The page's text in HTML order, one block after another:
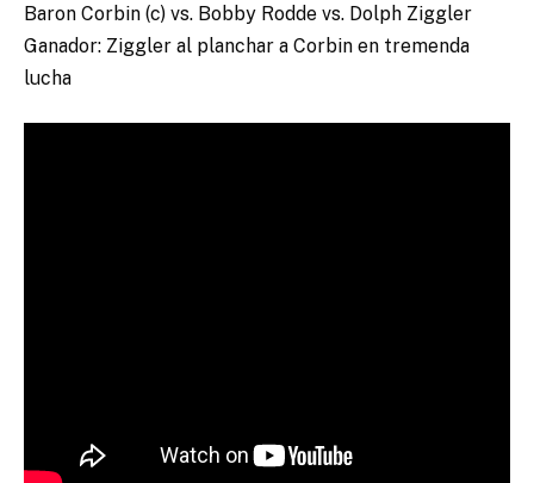
Baron Corbin (c) vs. Bobby Rodde vs. Dolph Ziggler
Ganador: Ziggler al planchar a Corbin en tremenda
lucha